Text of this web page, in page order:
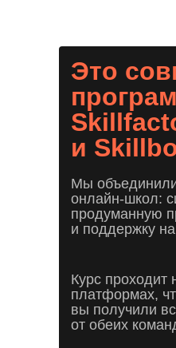
Это
и
Мы
онлайн-школ:
продуманную
и поддержку
Курс проходит
платформах,
вы получили
от обеих